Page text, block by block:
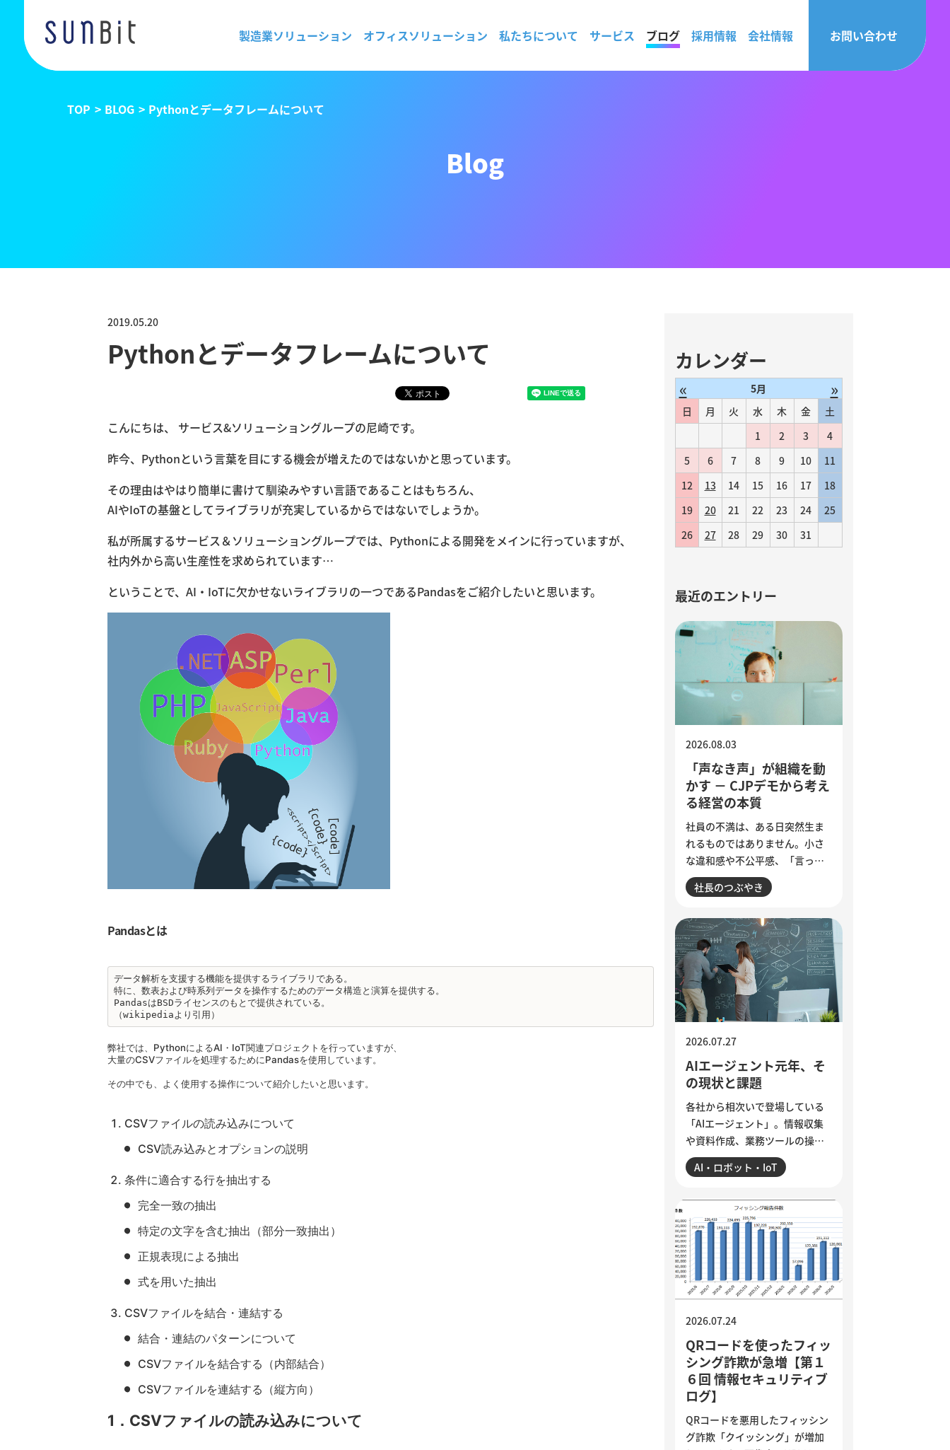
製造業ソリューション オフィスソリューション 私たちについて サービス ブログ 採用情報 会社情報 お問い合わせ
Blog
2019.05.20
Pythonとデータフレームについて
こんにちは、 サービス&ソリューショングループの尼崎です。
昨今、Pythonという言葉を目にする機会が増えたのではないかと思っています。
その理由はやはり簡単に書けて馴染みやすい言語であることはもちろん、
AIやIoTの基盤としてライブラリが充実しているからではないでしょうか。
私が所属するサービス＆ソリューショングループでは、Pythonによる開発をメインに行っていますが、
社内外から高い生産性を求められています…
ということで、AI・IoTに欠かせないライブラリの一つであるPandasをご紹介したいと思います。
Pandasとは
データ解析を支援する機能を提供するライブラリである。
特に、数表および時系列データを操作するためのデータ構造と演算を提供する。
PandasはBSDライセンスのもとで提供されている。
（wikipediaより引用）
弊社では、PythonによるAI・IoT関連プロジェクトを行っていますが、
大量のCSVファイルを処理するためにPandasを使用しています。
その中でも、よく使用する操作について紹介したいと思います。
CSVファイルの読み込みについて
CSV読み込みとオプションの説明
条件に適合する行を抽出する
完全一致の抽出
特定の文字を含む抽出（部分一致抽出）
正規表現による抽出
式を用いた抽出
CSVファイルを結合・連結する
結合・連結のパターンについて
CSVファイルを結合する（内部結合）
CSVファイルを連結する（縦方向）
1．CSVファイルの読み込みについて
カレンダー
« 5月 »
日 月 火 水 木 金
土
1
2 3
4
5
6 7 8 9 10
11
12
13 14 15 16 17
18
19
20 21 22 23 24
25
26
27 28 29 30 31
最近のエントリー
「声なき声」が組織を動
かす － CJPデモから考え
る経営の本質
2026.08.03
社員の不満は、ある日突然生ま
れるものではありません。小さ
な違和感や不公平感、「言って
も変わらない」という諦めが積
み重なり、退職やエンゲージメ
インドで若者の抗議運動が教育
相の辞任につながった出来事か
ら、組織に潜む「声なき声」に
耳を傾け、問題の兆しに誠実に
向き合う経営のあり方を考えま
す。
社長のつぶやき
AIエージェント元年、そ
の現状と課題
2026.07.27
各社から相次いで登場している
「AIエージェント」。情報収集
や資料作成、業務ツールの操作
まで任せられるようになった一
方、現場では「思ったほど使え
す。各社のAIエージェント機能
を紹介するとともに、導入がう
まくいかない5つの理由を整理。
業務の棚卸しや手順の分解、品
質基準の明文化など、小さく試
しながら実用化を進める方法を
AI・ロボット・IoT
QRコードを使ったフィッ
シング詐欺が急増【第１
６回 情報セキュリティブ
ログ】
2026.07.24
QRコードを悪用したフィッシン
グ詐欺「クイッシング」が増加
TOP BLOG Pythonとデータフレームについて